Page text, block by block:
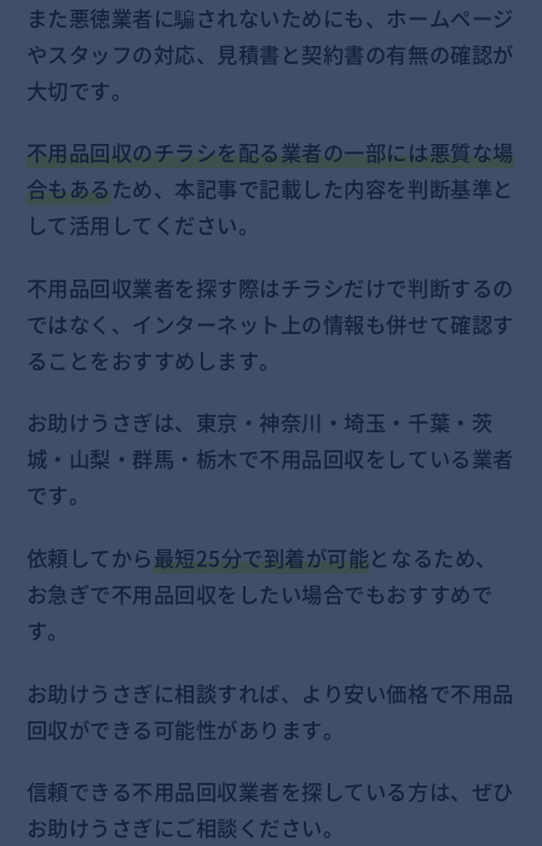
また悪徳業者に騙されないためにも、ホームページ
やスタッフの対応、見積書と契約書の有無の確認が
大切です。
不用品回収のチラシを配る業者の一部には悪質な場
合もあるため、本記事で記載した内容を判断基準と
して活用してください。
不用品回収業者を探す際はチラシだけで判断するの
ではなく、インターネット上の情報も併せて確認す
ることをおすすめします。
お助けうさぎは、東京・神奈川・埼玉・千葉・茨
城・山梨・群馬・栃木で不用品回収をしている業者
です。
依頼してから最短25分で到着が可能となるため、
お急ぎで不用品回収をしたい場合でもおすすめで
す。
お助けうさぎに相談すれば、より安い価格で不用品
回収ができる可能性があります。
信頼できる不用品回収業者を探している方は、ぜひ
お助けうさぎにご相談ください。